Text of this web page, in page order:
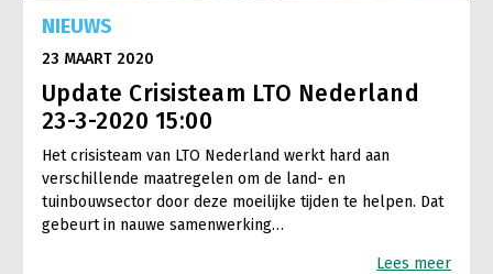
NIEUWS
23 MAART 2020
Update Crisisteam LTO Nederland
23-3-2020 15:00
Het crisisteam van LTO Nederland werkt hard aan
verschillende maatregelen om de land- en
tuinbouwsector door deze moeilijke tijden te helpen. Dat
gebeurt in nauwe samenwerking…
Lees meer